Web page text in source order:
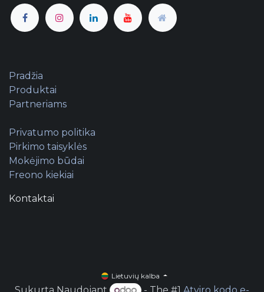
Pradžia
Produktai
Partneriams
Privatumo politika
Pirkimo taisyklės
Mokėjimo būdai
Freono kiekiai
Kontaktai
Lietuvių kalba